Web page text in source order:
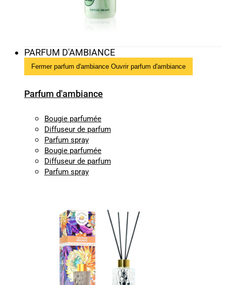
PARFUM D'AMBIANCE
Fermer parfum d'ambiance Ouvrir parfum d'ambiance
Parfum d'ambiance
Bougie parfumée
Diffuseur de parfum
Parfum spray
Bougie parfumée
Diffuseur de parfum
Parfum spray